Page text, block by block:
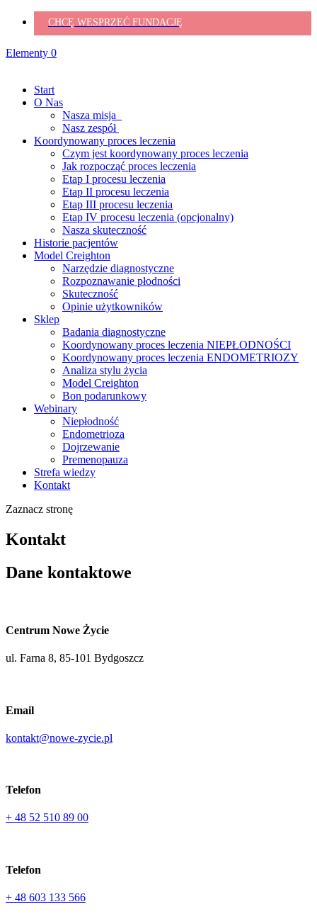
CHCĘ WESPRZEĆ FUNDACJĘ
Elementy 0
Start
O Nas
Nasza misja
Nasz zespół
Koordynowany proces leczenia
Czym jest koordynowany proces leczenia
Jak rozpocząć proces leczenia
Etap I procesu leczenia
Etap II procesu leczenia
Etap III procesu leczenia
Etap IV procesu leczenia (opcjonalny)
Nasza skuteczność
Historie pacjentów
Model Creighton
Narzędzie diagnostyczne
Rozpoznawanie płodności
Skuteczność
Opinie użytkowników
Sklep
Badania diagnostyczne
Koordynowany proces leczenia NIEPŁODNOŚCI
Koordynowany proces leczenia ENDOMETRIOZY
Analiza stylu życia
Model Creighton
Bon podarunkowy
Webinary
Niepłodność
Endometrioza
Dojrzewanie
Premenopauza
Strefa wiedzy
Kontakt
Zaznacz stronę
Kontakt
Dane kontaktowe
Centrum Nowe Życie
ul. Farna 8, 85-101 Bydgoszcz
Email
kontakt@nowe-zycie.pl
Telefon
+ 48 52 510 89 00
Telefon
+ 48 603 133 566